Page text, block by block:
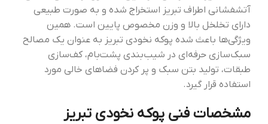
آتشفشانی اطراف تبریز استخراج شده و به صورت طبیعی
دارای تخلخل بالا و وزن مخصوص پایین است. همین
ویژگی‌ها باعث شده پوکه نخودی تبریز به عنوان یک مصالح
سبک‌سازی حرفه‌ای در شیب‌بندی پشت‌بام، کف‌سازی
طبقات، تولید بتن سبک و پر کردن فضاهای خالی مورد
استفاده قرار گیرد.
مشخصات فنی پوکه نخودی تبریز